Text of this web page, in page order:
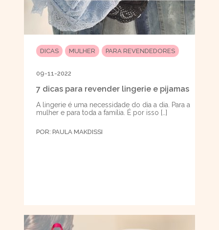
DICAS MULHER PARA REVENDEDORES
09-11-2022
7 dicas para revender lingerie e pijamas
A lingerie é uma necessidade do dia a dia. Para a
mulher e para toda a família. É por isso […]
POR: PAULA MAKDISSI